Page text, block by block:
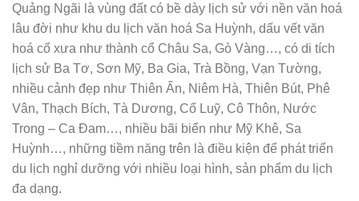
Quảng Ngãi là vùng đất có bề dày lịch sử với nền văn hoá
lâu đời như khu du lịch văn hoá Sa Huỳnh, dấu vết văn
hoá cổ xưa như thành cổ Châu Sa, Gò Vàng…, có di tích
lịch sử Ba Tơ, Sơn Mỹ, Ba Gia, Trà Bồng, Vạn Tường,
nhiều cảnh đẹp như Thiên Ấn, Niêm Hà, Thiên Bút, Phê
Vân, Thạch Bích, Tà Dương, Cổ Luỹ, Cô Thôn, Nước
Trong – Ca Đam…, nhiều bãi biển như Mỹ Khê, Sa
Huỳnh…, những tiềm năng trên là điều kiện để phát triển
du lịch nghỉ dưỡng với nhiều loại hình, sản phẩm du lịch
đa dạng.